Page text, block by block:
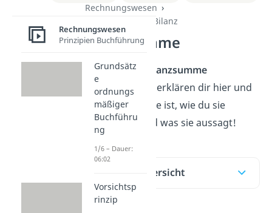
Rechnungswesen
Grundlagen der Bilanz
Bilanzsumme
Du willst die
Bilanzsumme
verstehen? Wir erklären dir hier und
imVideowas sie ist, wie du sie
berechnest und was sie aussagt!
Inhaltsübersicht
Rechnungswesen
Prinzipien Buchführung
Grundsätz
e
ordnungs
mäßiger
Buchführu
ng
1/6 – Dauer:
06:02
Vorsichtsp
rinzip